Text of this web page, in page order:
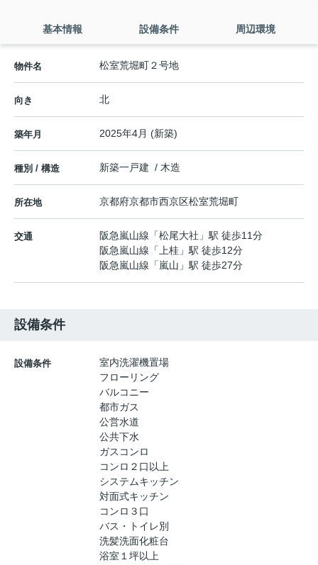
基本情報 設備条件 周辺環境
物件名 松室荒堀町２号地
向き 北
築年月 2025年4月 (新築)
種別 / 構造 新築一戸建 / 木造
所在地 京都府京都市西京区松室荒堀町
交通 阪急嵐山線 「松尾大社 」駅 徒歩11分
阪急嵐山線 「 上桂 」駅 徒歩12分
阪急嵐山線 「嵐山 」駅 徒歩27分
設備条件
設備条件
室内洗濯機置場
フローリング
バルコニー
都市ガス
公営水道
公共下水
ガスコンロ
コンロ２口以上
システムキッチン
対面式キッチン
コンロ３口
バス・トイレ別
洗髪洗面化粧台
浴室１坪以上